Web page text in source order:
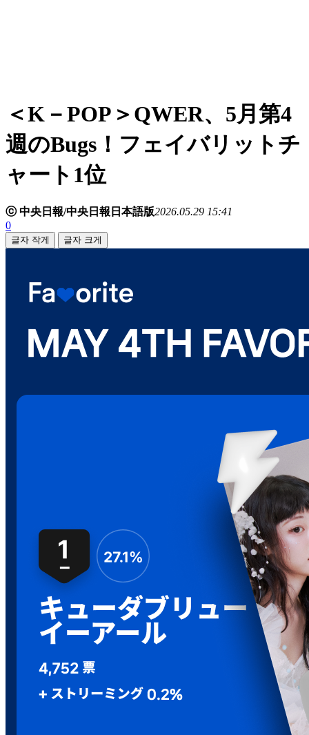
＜K－POP＞QWER、5月第4
週のBugs！フェイバリットチ
ャート1位
ⓒ 中央日報/中央日報日本語版2026.05.29 15:41
0
글자 작게 글자 크게